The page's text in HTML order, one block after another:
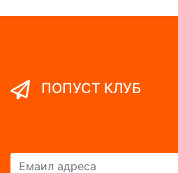
ПОПУСТ КЛУБ
Емаил адреса